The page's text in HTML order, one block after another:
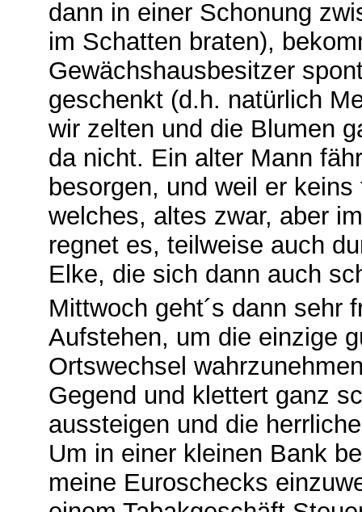
dann in einer Schonung
im Schatten braten),
Gewächshausbesitzer
geschenkt (d.h. natürlich
wir zelten und die Blumen
da nicht. Ein alter Mann
besorgen, und weil er
welches, altes zwar, aber
regnet es, teilweise auch
Elke, die sich dann auch
Mittwoch geht´s dann sehr
Aufstehen, um die einzige
Ortswechsel
Gegend und klettert ganz
aussteigen und die
Um in einer kleinen Bank
meine Euroschecks